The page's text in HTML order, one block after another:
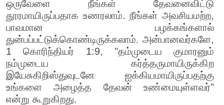
ஒருவேளை நீங்கள் தேவனைவிட்டு
தூரமாயிருப்பதாக உணரலாம். நீங்கள் அவசியமற்ற,
பாவமான பழக்கங்களால்
துன்பப்பட்டுக்கொண்டிருக்கலாம். அன்பானவர்களே,
1 கொரிந்தியர் 1:9, "தம்முடைய குமாரனும்
நம்முடைய கர்த்தருமாயிருக்கிற
இயேசுகிறிஸ்துவுடனே ஐக்கியமாயிருப்பதற்கு
உங்களை அழைத்த தேவன் உண்மையுள்ளவர்"
என்று கூறுகிறது.